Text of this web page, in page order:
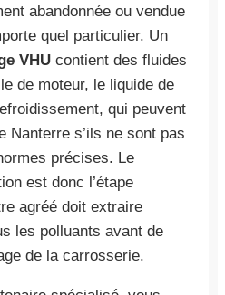
abandonnée ou vendue
quel particulier. Un
VHU contient des fluides
de moteur, le liquide de
qui peuvent
Nanterre s’ils ne sont pas
précises. Le
est donc l’étape
agréé doit extraire
les polluants avant de
de la carrosserie.